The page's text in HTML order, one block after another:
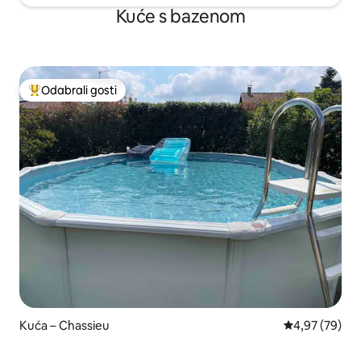
Kuće s bazenom
Među najviše rangiranima s oznakom „Odabrali gosti”
Odabrali gosti
Kuća – Chassieu Prosječna
4,97 (79)